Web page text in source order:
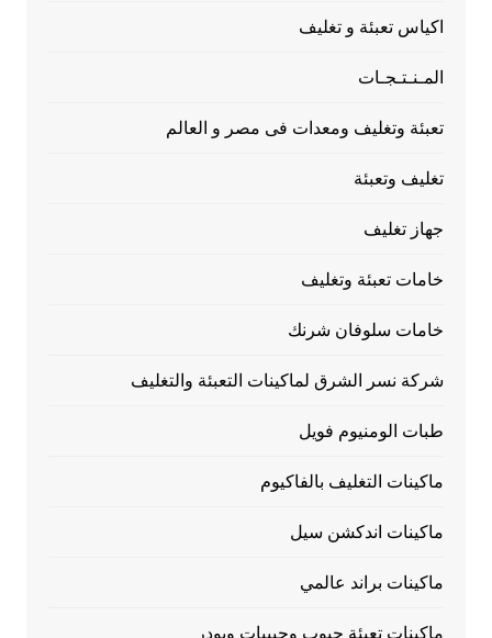
اكياس تعبئة و تغليف
المـنـتـجـات
تعبئة وتغليف ومعدات فى مصر و العالم
تغليف وتعبئة
جهاز تغليف
خامات تعبئة وتغليف
خامات سلوفان شرنك
شركة نسر الشرق لماكينات التعبئة والتغليف
طبات الومنيوم فويل
ماكينات التغليف بالفاكيوم
ماكينات اندكشن سيل
ماكينات براند عالمي
ماكينات تعبئة حبوب وحبيبات وبودر